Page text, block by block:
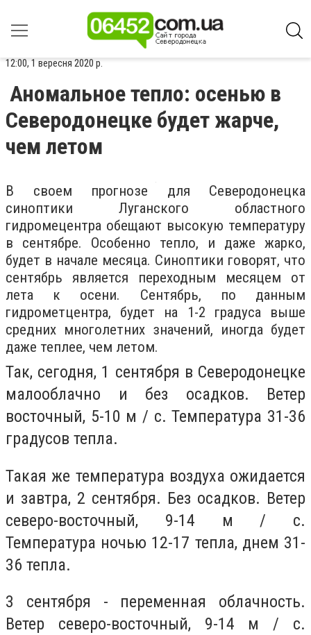
12:00, 1 вересня 2020 р.
Аномальное тепло: осенью в
Северодонецке будет жарче,
чем летом
В своем прогнозе для Северодонецка
синоптики Луганского областного
гидромецентра обещают высокую температуру
в сентябре. Особенно тепло, и даже жарко,
будет в начале месяца. Синоптики говорят, что
сентябрь является переходным месяцем от
лета к осени. Сентябрь, по данным
гидрометцентра, будет на 1-2 градуса выше
средних многолетних значений, иногда будет
даже теплее, чем летом.
Так, сегодня, 1 сентября в Северодонецке
малооблачно и без осадков. Ветер
восточный, 5-10 м / с. Температура 31-36
градусов тепла.
Такая же температура воздуха ожидается
и завтра, 2 сентября. Без осадков. Ветер
северо-восточный, 9-14 м / с.
Температура ночью 12-17 тепла, днем 31-
36 тепла.
3 сентября - переменная облачность.
Ветер северо-восточный, 9-14 м / с.